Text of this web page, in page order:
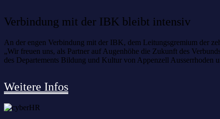
Verbindung mit der IBK bleibt intensiv
An der engen Verbindung mit der IBK, dem Leitungsgremium der
„Wir freuen uns, als Partner auf Augenhöhe die Zukunft des
des Departements Bildung und Kultur von Appenzell Ausserrhoden
Weitere Infos